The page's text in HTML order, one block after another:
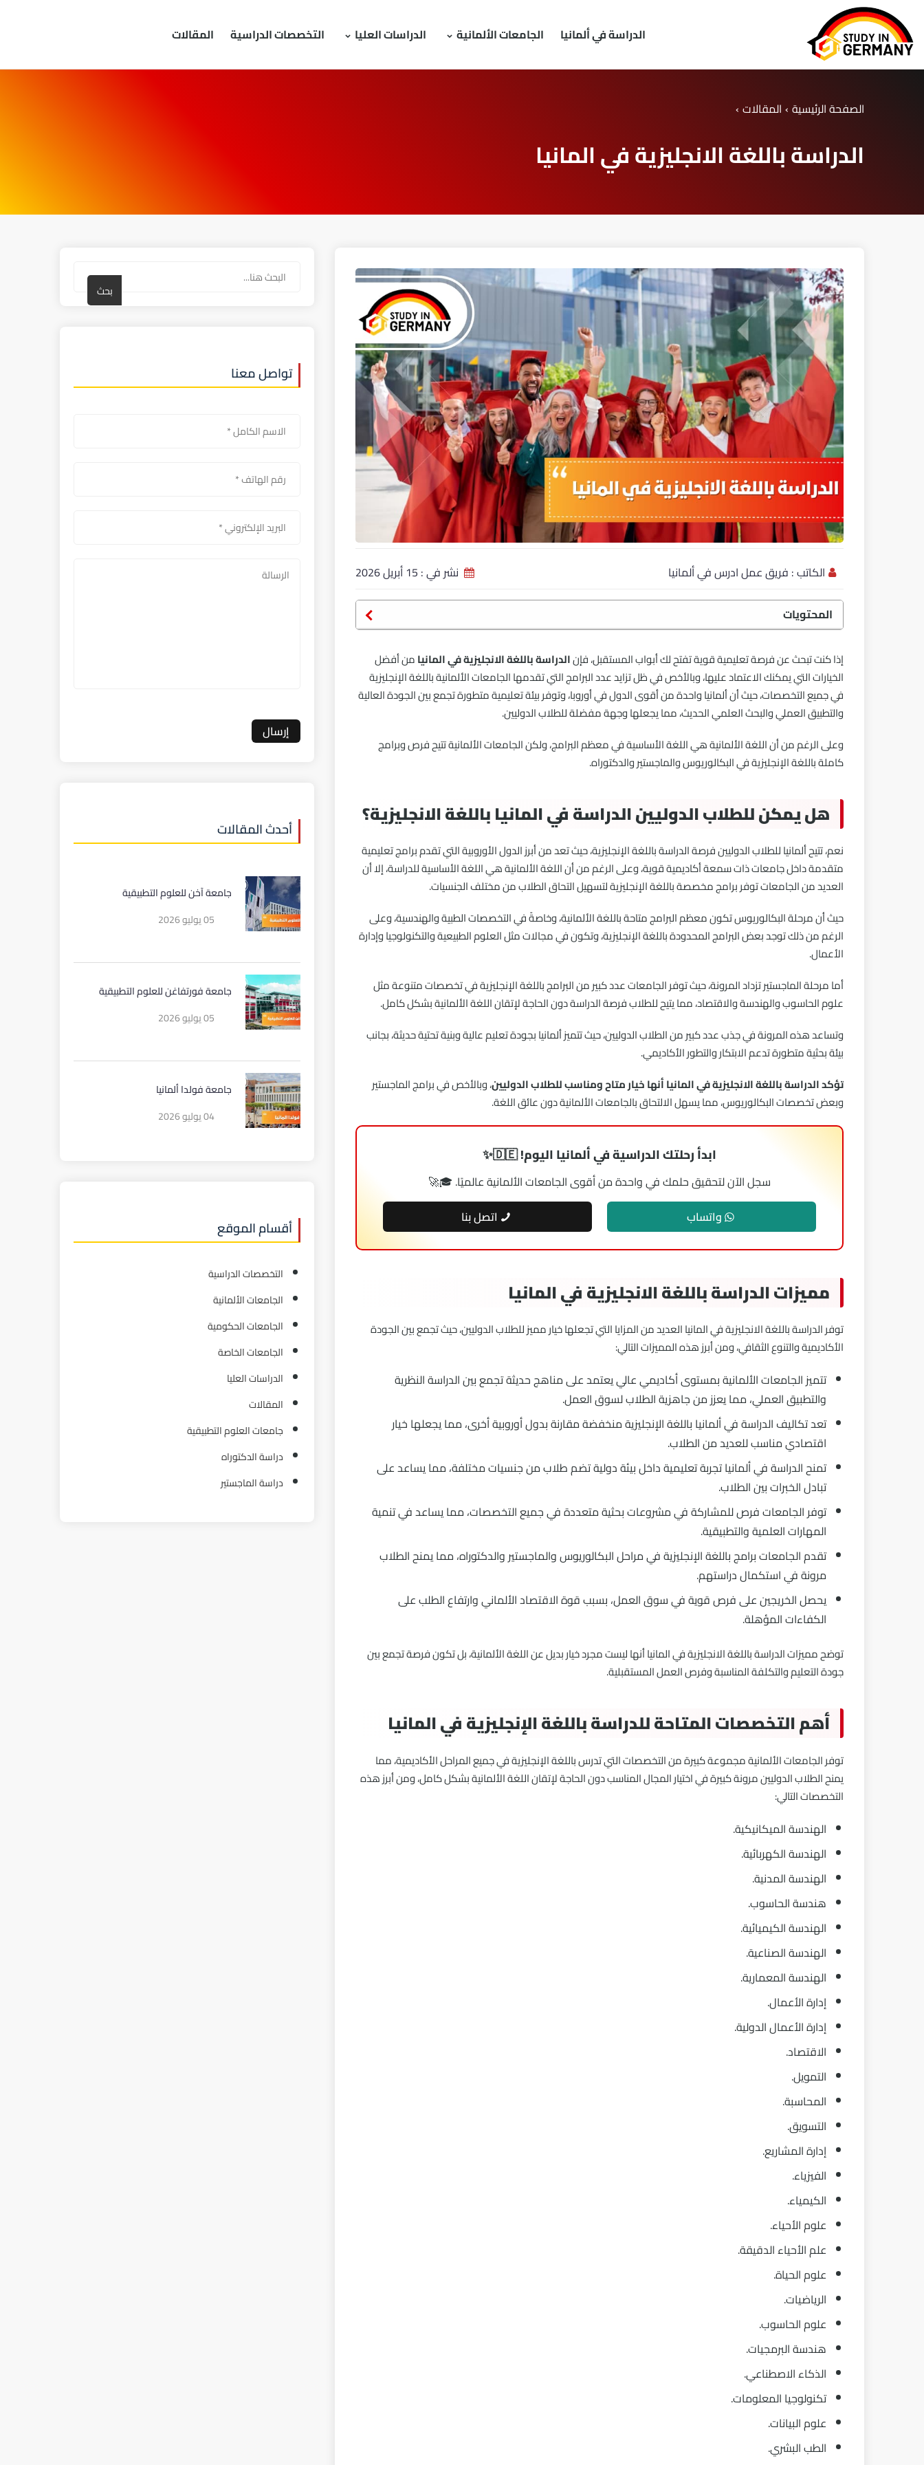
الدراسة في ألمانيا الجامعات الألمانية الدراسات العليا التخصصات الدراسية المقالات
الصفحة الرئيسية › المقالات ›
الدراسة باللغة الانجليزية في المانيا
الكاتب : فريق عمل ادرس في ألمانيا نشر في : 15 أبريل 2026
المحتويات
إذا كنت تبحث عن فرصة تعليمية قوية تفتح لك أبواب المستقبل، فإنالدراسة باللغة الانجليزية في المانيامن أفضل
الخيارات التي يمكنك الاعتماد عليها، وبالأخص في ظل تزايد عدد البرامج التي تقدمها الجامعات الألمانية باللغة الإنجليزية
في جميع التخصصات، حيث أن ألمانيا واحدة من أقوى الدول في أوروبا، وتوفر بيئة تعليمية متطورة تجمع بين الجودة العالية
والتطبيق العملي والبحث العلمي الحديث، مما يجعلها وجهة مفضلة للطلاب الدوليين.
وعلى الرغم من أن اللغة الألمانية هي اللغة الأساسية في معظم البرامج، ولكن الجامعات الألمانية تتيح فرص وبرامج
كاملة باللغة الإنجليزية في البكالوريوس والماجستير والدكتوراه.
هل يمكن للطلاب الدوليين الدراسة في المانيا باللغة الانجليزية؟
نعم، تتيح ألمانيا للطلاب الدوليين فرصة الدراسة باللغة الإنجليزية، حيث تعد من أبرز الدول الأوروبية التي تقدم برامج تعليمية
متقدمة داخل جامعات ذات سمعة أكاديمية قوية، وعلى الرغم من أن اللغة الألمانية هي اللغة الأساسية للدراسة، إلا أن
العديد من الجامعات توفر برامج مخصصة باللغة الإنجليزية لتسهيل التحاق الطلاب من مختلف الجنسيات.
حيث أن مرحلة البكالوريوس تكون معظم البرامج متاحة باللغة الألمانية، وخاصةً في التخصصات الطبية والهندسية، وعلى
الرغم من ذلك توجد بعض البرامج المحدودة باللغة الإنجليزية، وتكون في مجالات مثل العلوم الطبيعية والتكنولوجيا وإدارة
الأعمال.
أما مرحلة الماجستير تزداد المرونة، حيث توفر الجامعات عدد كبير من البرامج باللغة الإنجليزية في تخصصات متنوعة مثل
علوم الحاسوب والهندسة والاقتصاد، مما يتيح للطلاب فرصة الدراسة دون الحاجة لإتقان اللغة الألمانية بشكل كامل.
وتساعد هذه المرونة في جذب عدد كبير من الطلاب الدوليين، حيث تتميز ألمانيا بجودة تعليم عالية وبنية تحتية حديثة، بجانب
بيئة بحثية متطورة تدعم الابتكار والتطور الأكاديمي.
تؤكد الدراسة باللغة الانجليزية في المانيا أنها خيار متاح ومناسب للطلاب الدوليين، وبالأخص في برامج الماجستير
وبعض تخصصات البكالوريوس، مما يسهل الالتحاق بالجامعات الألمانية دون عائق اللغة.
ابدأ رحلتك الدراسية في ألمانيا اليوم! 🇩🇪✨
سجل الآن لتحقيق حلمك في واحدة من أقوى الجامعات الألمانية عالميًا. 🎓🚀
واتساب
اتصل بنا
مميزات الدراسة باللغة الانجليزية في المانيا
توفر الدراسة باللغة الانجليزية في المانيا العديد من المزايا التي تجعلها خيار مميز للطلاب الدوليين، حيث تجمع بين الجودة
الأكاديمية والتنوع الثقافي، ومن أبرز هذه المميزات التالي:
تتميز الجامعات الألمانية بمستوى أكاديمي عالي يعتمد على مناهج حديثة تجمع بين الدراسة النظرية
والتطبيق العملي، مما يعزز من جاهزية الطلاب لسوق العمل.
تعد تكاليف الدراسة في ألمانيا باللغة الإنجليزية منخفضة مقارنة بدول أوروبية أخرى، مما يجعلها خيار
اقتصادي مناسب للعديد من الطلاب.
تمنح الدراسة في ألمانيا تجربة تعليمية داخل بيئة دولية تضم طلاب من جنسيات مختلفة، مما يساعد على
تبادل الخبرات بين الطلاب.
توفر الجامعات فرص للمشاركة في مشروعات بحثية متعددة في جميع التخصصات، مما يساعد في تنمية
المهارات العلمية والتطبيقية.
تقدم الجامعات برامج باللغة الإنجليزية في مراحل البكالوريوس والماجستير والدكتوراه، مما يمنح الطلاب
مرونة في استكمال دراستهم.
يحصل الخريجين على فرص قوية في سوق العمل، بسبب قوة الاقتصاد الألماني وارتفاع الطلب على
الكفاءات المؤهلة.
توضح مميزات الدراسة باللغة الانجليزية في المانيا أنها ليست مجرد خيار بديل عن اللغة الألمانية، بل تكون فرصة تجمع بين
جودة التعليم والتكلفة المناسبة وفرص العمل المستقبلية.
أهم التخصصات المتاحة للدراسة باللغة الإنجليزية في المانيا
توفر الجامعات الألمانية مجموعة كبيرة من التخصصات التي تدرس باللغة الإنجليزية في جميع المراحل الأكاديمية، مما
يمنح الطلاب الدوليين مرونة كبيرة في اختيار المجال المناسب دون الحاجة لإتقان اللغة الألمانية بشكل كامل، ومن أبرز هذه
التخصصات التالي:
الهندسة الميكانيكية.
الهندسة الكهربائية.
الهندسة المدنية.
هندسة الحاسوب.
الهندسة الكيميائية.
الهندسة الصناعية.
الهندسة المعمارية.
إدارة الأعمال.
إدارة الأعمال الدولية.
الاقتصاد.
التمويل.
المحاسبة.
التسويق.
إدارة المشاريع.
الفيزياء.
الكيمياء.
علوم الأحياء.
علم الأحياء الدقيقة.
علوم الحياة.
الرياضيات.
علوم الحاسوب.
هندسة البرمجيات.
الذكاء الاصطناعي.
تكنولوجيا المعلومات.
علوم البيانات.
الطب البشري.
بحث
تواصل معنا
أحدث المقالات
جامعة آخن للعلوم التطبيقية
05 يوليو 2026
جامعة فورتفاغن للعلوم التطبيقية
05 يوليو 2026
جامعة فولدا ألمانيا
04 يوليو 2026
أقسام الموقع
التخصصات الدراسية
الجامعات الألمانية
الجامعات الحكومية
الجامعات الخاصة
الدراسات العليا
المقالات
جامعات العلوم التطبيقية
دراسة الدكتوراه
دراسة الماجستير